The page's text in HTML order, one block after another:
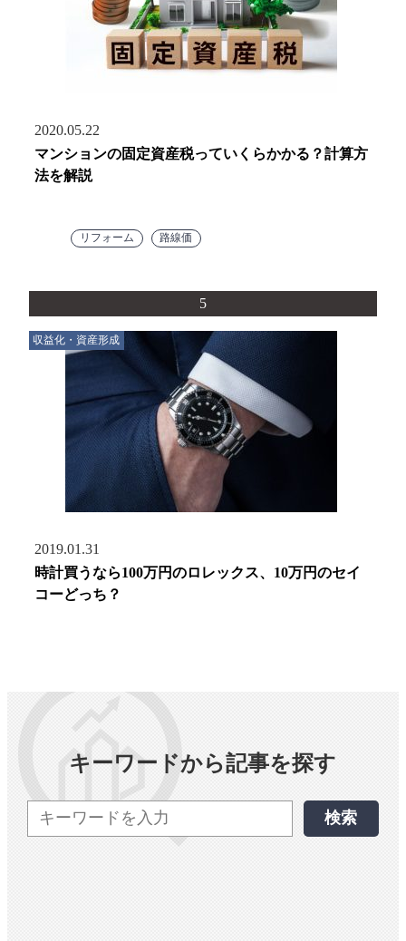
2020.05.22
マンションの固定資産税っていくらかかる？計算方
法を解説
リフォーム 路線価
5
収益化・資産形成
2019.01.31
時計買うなら100万円のロレックス、10万円のセイ
コーどっち？
キーワードから記事を探す
検索